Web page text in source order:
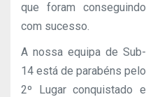
que foram conseguindo
com sucesso.
A nossa equipa de Sub-
14 está de parabéns pelo
2º Lugar conquistado e